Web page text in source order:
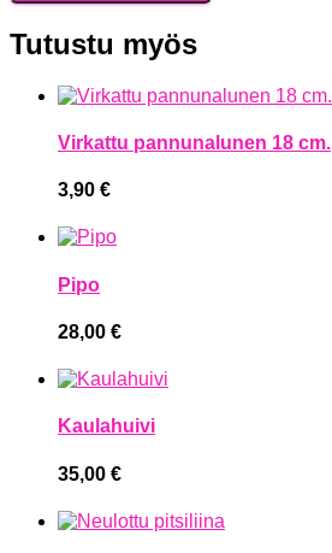
Tutustu myös
Virkattu pannunalunen 18 cm.
3,90 €
Pipo
28,00 €
Kaulahuivi
35,00 €